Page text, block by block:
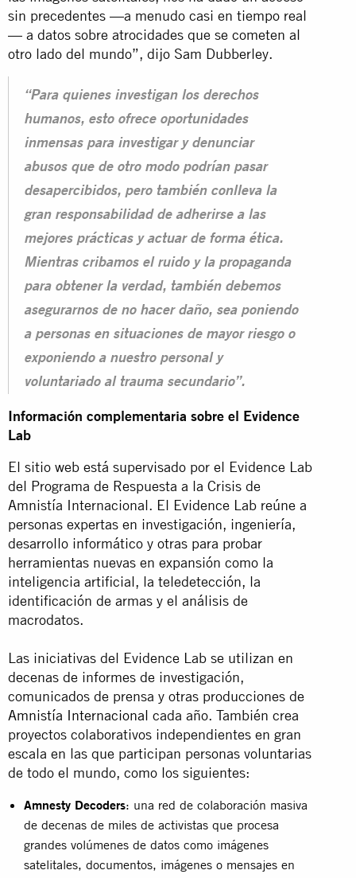
sin precedentes —a menudo casi en tiempo real
— a datos sobre atrocidades que se cometen al
otro lado del mundo”, dijo Sam Dubberley.
“Para quienes investigan los derechos
humanos, esto ofrece oportunidades
inmensas para investigar y denunciar
abusos que de otro modo podrían pasar
desapercibidos, pero también conlleva la
gran responsabilidad de adherirse a las
mejores prácticas y actuar de forma ética.
Mientras cribamos el ruido y la propaganda
para obtener la verdad, también debemos
asegurarnos de no hacer daño, sea poniendo
a personas en situaciones de mayor riesgo o
exponiendo a nuestro personal y
voluntariado al trauma secundario”.
Información complementaria sobre el Evidence
Lab
El sitio web está supervisado por el Evidence Lab
del Programa de Respuesta a la Crisis de
Amnistía Internacional. El Evidence Lab reúne a
personas expertas en investigación, ingeniería,
desarrollo informático y otras para probar
herramientas nuevas en expansión como la
inteligencia artificial, la teledetección, la
identificación de armas y el análisis de
macrodatos.
Las iniciativas del Evidence Lab se utilizan en
decenas de informes de investigación,
comunicados de prensa y otras producciones de
Amnistía Internacional cada año. También crea
proyectos colaborativos independientes en gran
escala en las que participan personas voluntarias
de todo el mundo, como los siguientes:
Amnesty Decoders: una red de colaboración masiva
de decenas de miles de activistas que procesa
grandes volúmenes de datos como imágenes
satelitales, documentos, imágenes o mensajes en